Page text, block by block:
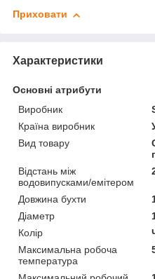
Приховати
Характеристики
Основні атрибути
Виробник
Країна виробник
Вид товару
Відстань між
водовипусками/емітером
Довжина бухти
Діаметр
Колір
Максимальна робоча
температура